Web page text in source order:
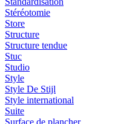
Stéréotomie
Store
Structure
Structure tendue
Stuc
Studio
Style
Style De Stijl
Style international
Suite